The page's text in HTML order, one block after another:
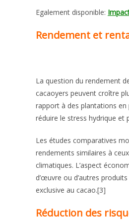
Egalement disponible:
Rendement et
La question du rendement
cacaoyers peuvent croître
rapport à des plantations
réduire le stress hydrique
Les études comparatives
rendements similaires à
climatiques. L’aspect
d’œuvre ou d’autres
exclusive au cacao.[3]
Réduction des